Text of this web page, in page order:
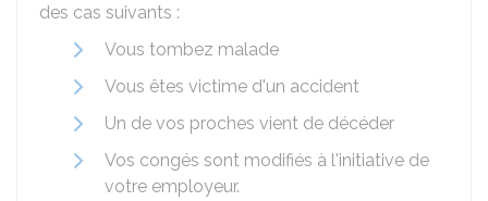
des cas suivants :
Vous tombez malade
Vous êtes victime d'un accident
Un de vos proches vient de décéder
Vos congés sont modifiés à l'initiative de
votre employeur.